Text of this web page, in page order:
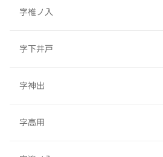
字椎ノ入
字下井戸
字神出
字高用